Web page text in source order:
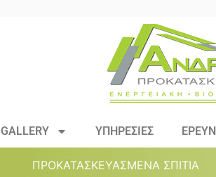
GALLERY ΥΠΗΡΕΣΙΕΣ
ΠΡΟΚΑΤΑΣΚΕΥΑΣΜΕΝΑ ΣΠΙΤΙΑ